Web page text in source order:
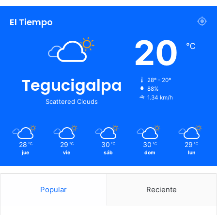
El Tiempo
Tegucigalpa
Scattered Clouds
20 ℃
28º - 20º
88%
1.34 km/h
28 ℃
jue
29 ℃
vie
30 ℃
sáb
30 ℃
dom
29 ℃
lun
Popular Reciente